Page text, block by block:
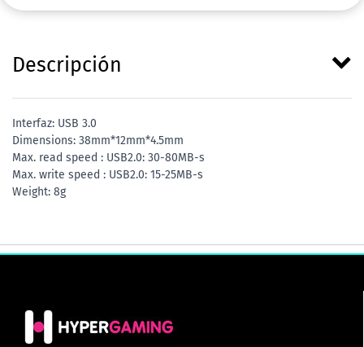
Descripción
Interfaz: USB 3.0
Dimensions: 38mm*12mm*4.5mm
Max. read speed : USB2.0: 30-80MB-s
Max. write speed : USB2.0: 15-25MB-s
Weight: 8g